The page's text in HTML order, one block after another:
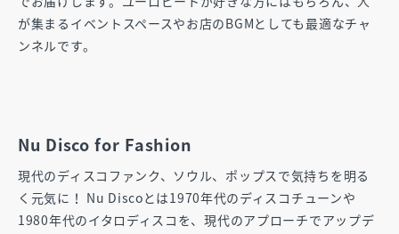
が集まるイベントスペースやお店のBGMとしても最適なチャ
ンネルです。
Nu Disco for Fashion
現代のディスコファンク、ソウル、ポップスで気持ちを明る
く元気に！ Nu Discoとは1970年代のディスコチューンや
1980年代のイタロディスコを、現代のアプローチでアップデ